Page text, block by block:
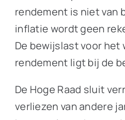
rendement is niet van
inflatie wordt geen
De bewijslast voor het
rendement ligt bij de
De Hoge Raad sluit
verliezen van andere